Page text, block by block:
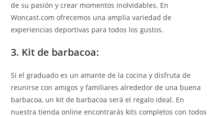
de su pasión y crear momentos inolvidables. En
Woncast.com ofrecemos una amplia variedad de
experiencias deportivas para todos los gustos.
3. Kit de barbacoa:
Si el graduado es un amante de la cocina y disfruta de
reunirse con amigos y familiares alrededor de una buena
barbacoa, un kit de barbacoa será el regalo ideal. En
nuestra tienda online encontrarás kits completos con todos